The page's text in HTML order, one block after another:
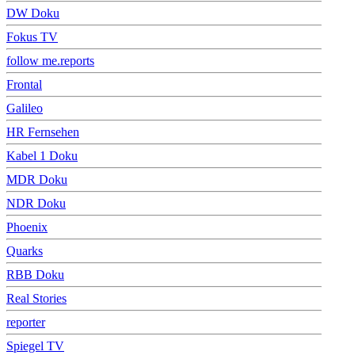
DW Doku
Fokus TV
follow me.reports
Frontal
Galileo
HR Fernsehen
Kabel 1 Doku
MDR Doku
NDR Doku
Phoenix
Quarks
RBB Doku
Real Stories
reporter
Spiegel TV